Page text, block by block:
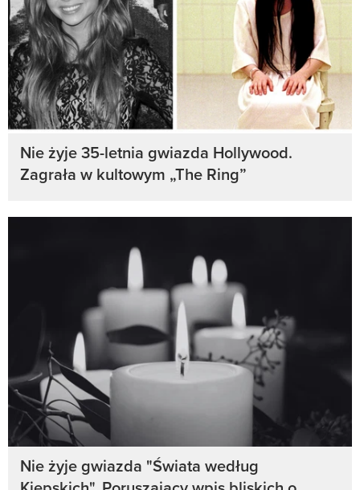
Nie żyje 35-letnia gwiazda Hollywood.
Zagrała w kultowym „The Ring”
Nie żyje gwiazda "Świata według